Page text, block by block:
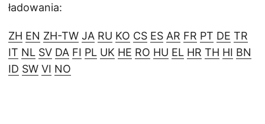
ładowania:
ZH EN ZH-TW JA RU KO CS ES AR FR PT DE TR
IT NL SV DA FI PL UK HE RO HU EL HR TH HI BN
ID SW VI NO